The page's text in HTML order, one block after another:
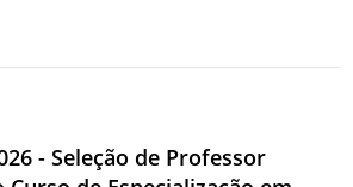
- Seleção de Professor